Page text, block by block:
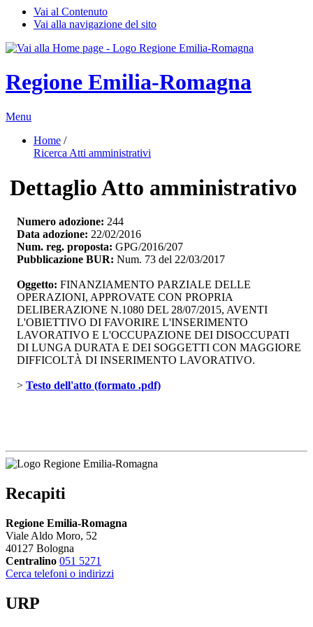
Vai al Contenuto
Vai alla navigazione del sito
Regione Emilia-Romagna
Menu
Home /
Ricerca Atti amministrativi
Dettaglio Atto amministrativo
Numero adozione: 244
Data adozione: 22/02/2016
Num. reg. proposta: GPG/2016/207
Pubblicazione BUR: Num. 73 del 22/03/2017
Oggetto: FINANZIAMENTO PARZIALE DELLE
OPERAZIONI, APPROVATE CON PROPRIA
DELIBERAZIONE N.1080 DEL 28/07/2015, AVENTI
L'OBIETTIVO DI FAVORIRE L'INSERIMENTO
LAVORATIVO E L'OCCUPAZIONE DEI DISOCCUPATI
DI LUNGA DURATA E DEI SOGGETTI CON MAGGIORE
DIFFICOLTÀ DI INSERIMENTO LAVORATIVO.
> Testo dell'atto (formato .pdf)
Recapiti
Regione Emilia-Romagna
Viale Aldo Moro, 52
40127 Bologna
Centralino 051 5271
Cerca telefoni o indirizzi
URP